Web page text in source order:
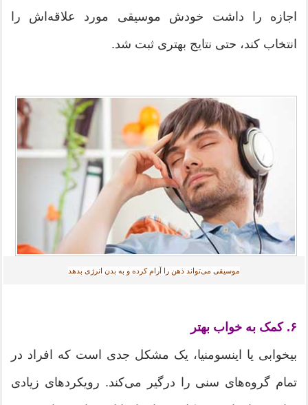
اجازه را داشت خودش موسیقی مورد علاقه‌اش را
انتخاب کند، حتی نتایج بهتری ثبت شد.
موسیقی می‌تواند ذهن را آرام کرده و به بدن انرژی بدهد
۶. کمک به خواب بهتر
بیخوابی یا اینسومنیا، یک مشکل جدی است که افراد در
تمام گروه‌های سنی را درگیر می‌کند. رویکردهای زیادی